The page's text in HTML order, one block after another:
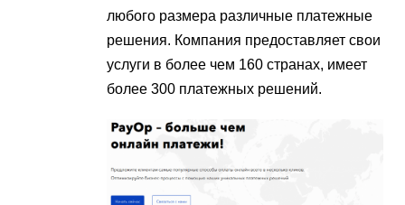
любого размера различные платежные
решения. Компания предоставляет свои
услуги в более чем 160 странах, имеет
более 300 платежных решений.